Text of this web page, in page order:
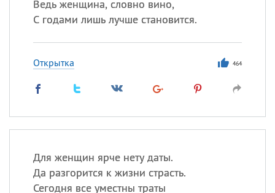
Ведь женщина, словно вино,
С годами лишь лучше становится.
Открытка 464
Для женщин ярче нету даты.
Да разгорится к жизни страсть.
Сегодня все уместны траты